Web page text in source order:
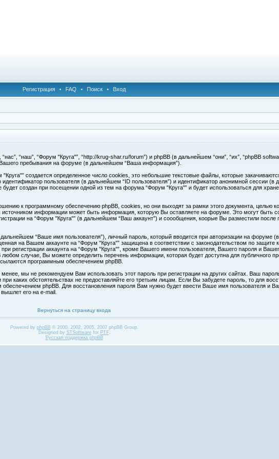
Регистрация • FAQ • Поиск • Вход
“наш”, “Форум "Круга"”, “http://krug-shar.ru/forum”) и phpBB (в дальнейшем “они”, “их”, “phpBB
пребывания на форуме (в дальнейшем “Ваша информация”).
создается определенное число cookies, это небольшие текстовые файлы, которые
пользователя (в дальнейшем “ID пользователя”) и идентификатор анонимной сессии (в
создан при посещении одной из тем на форума “Форум "Круга"” и будет использоваться для
к программному обеспечению phpBB, cookies, но они выходят за рамки этого документа, целью
информации может быть информация, которую Вы оставляете на форуме. Это могут быть
на “Форум "Круга"” (в дальнейшем “Ваш аккаунт”) и соообщения, коорые Вы разместили после
“Ваше имя пользователя”), личный пароль, который вводится при авторизации на форуме
на Вашем аккаунте на “Форум "Круга"” защищена в соответствии с законодательством по
регистрации аккаунта на “Форум "Круга"”, кроме Вашего имени пользователя, Вашего пароля и
случае, Вы можете определить перечень информации, которая будет доступна для публичного
программным обеспечением phpBB.
мы не рекомендуем Вам использовать этот пароль при регистрации на других сайтах. Ваш
каких обстоятельствах не предоставляйте его третьим лицам. Если Вы забудете пароль, то для
phpBB. Для восстановления пароля Вам нужно будет ввести Ваше имя пользователя и
его на e-mail.
Вернуться на страницу входа
Powered by phpBB© 2000, 2002, 2005, 2007 phpBB Group.
Designed by STSoftwarefor PTF.
Русская поддержка phpBB